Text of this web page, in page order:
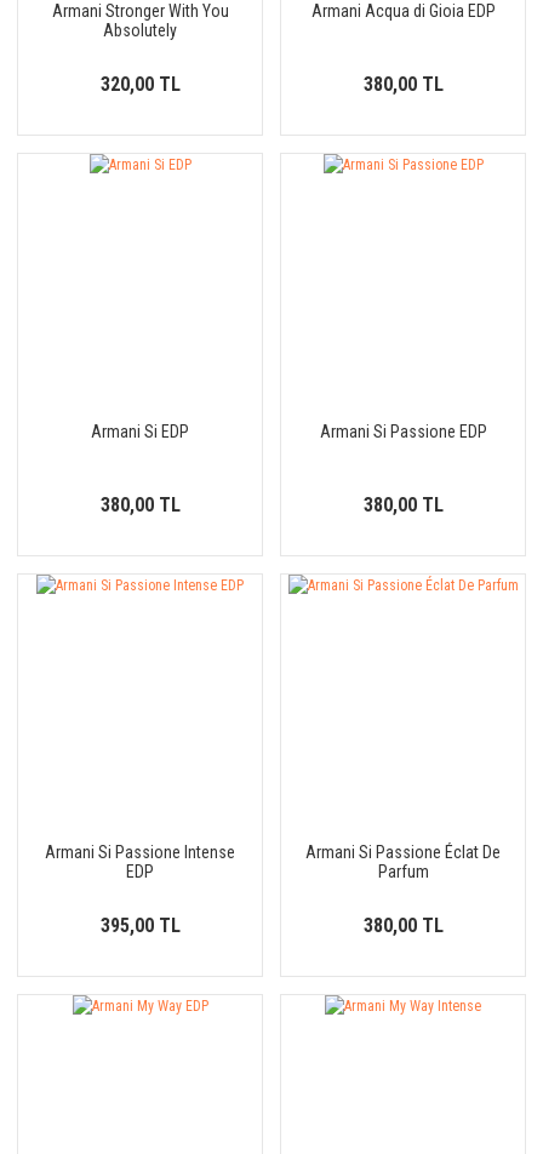
Armani Stronger With You
Absolutely
320,00 TL
Armani Acqua di Gioia EDP
380,00 TL
Armani Si EDP
380,00 TL
Armani Si Passione EDP
380,00 TL
Armani Si Passione Intense
EDP
395,00 TL
Armani Si Passione Éclat De
Parfum
380,00 TL